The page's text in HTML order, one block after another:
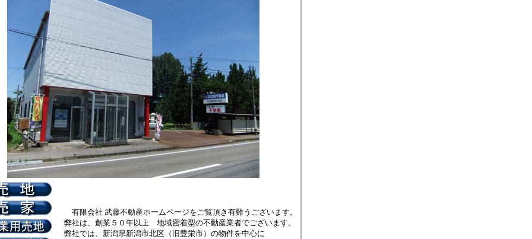
有限会社 武藤不動産ホームページをご覧頂き有難うございます。
弊社は、創業５０年以上 地域密着型の不動産業者でございます。
弊社では、新潟県新潟市北区（旧豊栄市）の物件を中心に